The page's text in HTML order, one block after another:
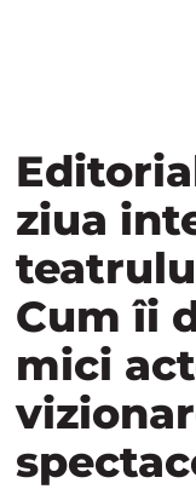
ziua
Cum îi
mici